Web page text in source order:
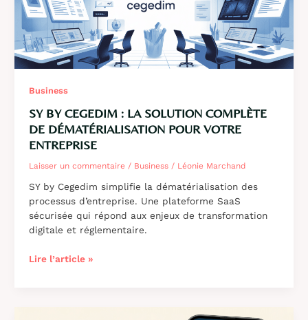
Business
SY BY CEGEDIM : LA SOLUTION COMPLÈTE
DE DÉMATÉRIALISATION POUR VOTRE
ENTREPRISE
Laisser un commentaire / Business/ Léonie Marchand
SY by Cegedim simplifie la dématérialisation des
processus d’entreprise. Une plateforme SaaS
sécurisée qui répond aux enjeux de transformation
digitale et réglementaire.
SY
Lire l’article »